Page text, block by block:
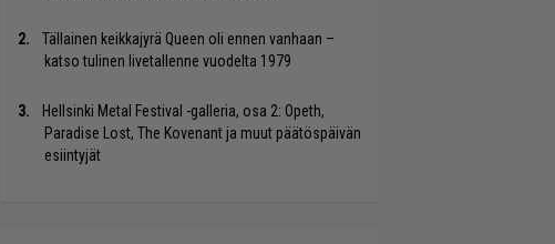
Tällainen keikkajyrä Queen oli ennen vanhaan –
katso tulinen livetallenne vuodelta 1979
Hellsinki Metal Festival -galleria, osa 2: Opeth,
Paradise Lost, The Kovenant ja muut päätöspäivän
esiintyjät